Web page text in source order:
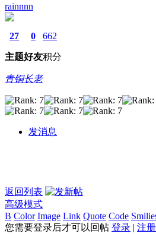
rainnnn
27
主题
0
好友
662
积分
青铜长老
发消息
返回列表
高级模式
B Color Image Link Quote Code
您需要登录后才可以回帖 登录 | 注册